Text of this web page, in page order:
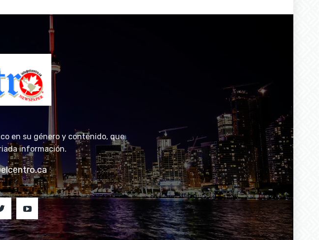
en su género y contenido, que
información.